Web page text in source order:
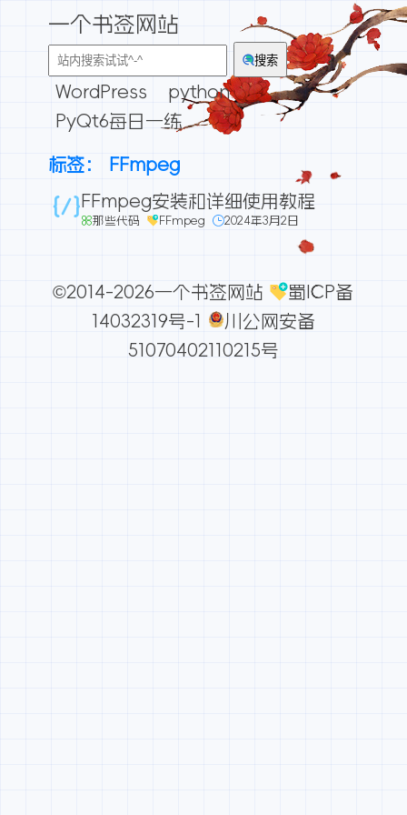
一个书签网站
搜索
WordPress
python
PyQt6每日一练
标签：
FFmpeg
FFmpeg安装和详细使用教程
那些代码 FFmpeg 2024年3月2日
©2014-2026一个书签网站
蜀ICP备
14032319号-1
川公网安备
51070402110215号